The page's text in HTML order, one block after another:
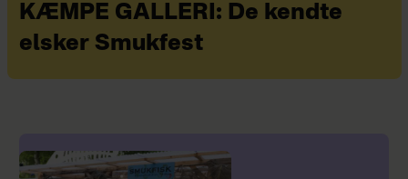
KÆMPE GALLERI: De kendte
elsker Smukfest